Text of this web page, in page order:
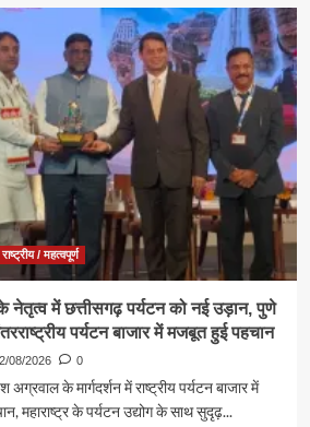
राष्ट्रीय / महत्वपूर्ण
नेतृत्व में छत्तीसगढ़ पर्यटन को नई उड़ान, पुणे
पर्यटन बाजार में मजबूत हुई पहचान
08/2026 0
के मार्गदर्शन में राष्ट्रीय पर्यटन बाजार में
महाराष्ट्र के पर्यटन उद्योग के साथ सुदृढ़...